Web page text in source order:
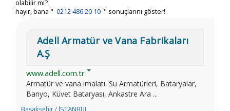
olabilir mi?
hayır, bana " 0212 486 20 10 " sonuçlarını göster!
Adell Armatür ve Vana Fabrikaları
A.Ş
www.adell.com.tr
Armatür ve vana imalatı. Su Armatürleri, Bataryalar,
Banyo, Küvet Bataryası, Ankastre Ara ...
Başakşehir / İSTANBUL